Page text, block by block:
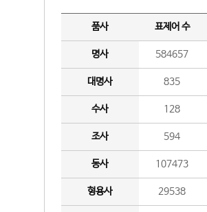
품사 표제어 수
명사 584657
대명사 835
수사 128
조사 594
동사 107473
형용사 29538